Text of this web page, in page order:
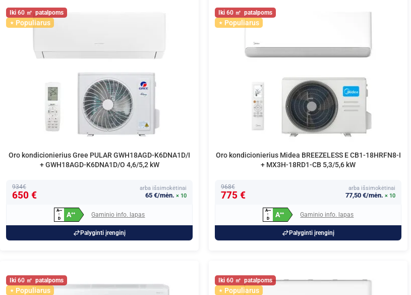
60
Populiarus
Oro kondicionierius Gree PULAR GWH18AGD-K6DNA1D/I
+ GWH18AGD-K6DNA1D/O 4,6/5,2 kW
934€
650 €
arba išsimokėtinai
65 €/mėn. × 10
A+++
↑
D
A++ Gaminio info. lapas
Palyginti įrenginį
60
Populiarus
Oro kondicionierius Midea BREEZELESS E CB1-18HRFN8-I
+ MX3H-18RD1-CB 5,3/5,6 kW
968€
775 €
arba išsimokėtinai
77,50 €/mėn. × 10
A+++
↑
D
A++ Gaminio info. lapas
Palyginti įrenginį
60
Populiarus
60
Populiarus